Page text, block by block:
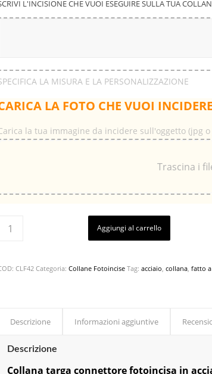
L'INCISIONE CHE VUOI ESEGUIRE SULLA TUA
LA MISURA E LA PERSONALIZZAZIONE
LA FOTO CHE VUOI INCIDERE
la tua immagine da incidere sull'oggetto (jpg o
Trascina i
Aggiungi al carrello
CLF42 Categoria: Collane Fotoincise Tag: acciaio, collana, fatto
Descrizione Informazioni aggiuntive
Descrizione
Collana targa connettore fotoincisa in